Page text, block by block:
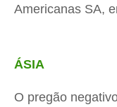
Americanas SA,
ÁSIA
O pregão